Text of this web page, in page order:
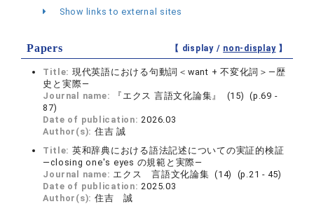
Show links to external sites
Papers 【 display / non-display】
Title: 現代英語における句動詞＜want + 不変化詞＞―歴
史と実際―
Journal name:
『エクス 言語文化論集』 (15) (p.69 -
87)
Date of publication:2026.03
Author(s): 住吉 誠
Title: 英和辞典における語法記述についての実証的検証
―closing one's eyes の規範と実際―
Journal name: エクス 言語文化論集 (14) (p.21 - 45)
Date of publication:2025.03
Author(s): 住吉 誠